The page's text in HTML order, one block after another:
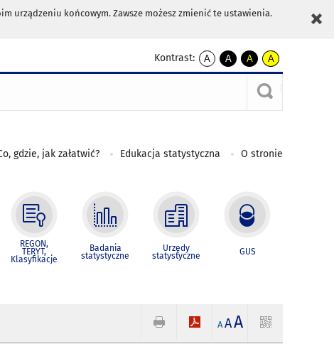
urządzeniu końcowym. Zawsze możesz zmienić te ustawienia.
Kontrast:
A
kontrast
A
kontrast
czarnym
A
kontrast
żółty
tekst
czarnym
A
kontrast
czarny
tekst
żółtym
gdzie, jak załatwić? Edukacja statystyczna O stronie
REGON,
TERYT,
Klasyfikacje
Badania
statystyczne
Urzędy
statystyczne GUS
A AA